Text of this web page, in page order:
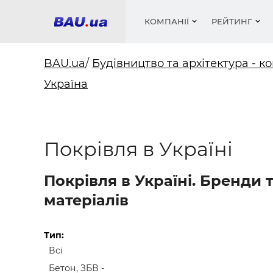
КОМПАНІЇ РЕЙТИНГ
BAU.ua/ Будівництво та архітектура -
Україна
Покрівля в Україні
Покрівля в Україні. Бренди
матеріалів
Тип:
Всі
Бетон, ЗБВ -